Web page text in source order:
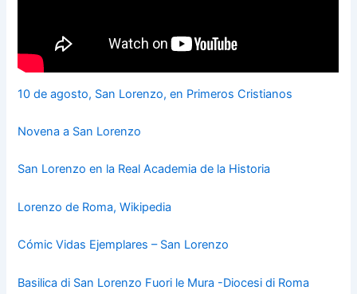
10 de agosto, San Lorenzo, en Primeros Cristianos
Novena a San Lorenzo
San Lorenzo en la Real Academia de la Historia
Lorenzo de Roma, Wikipedia
Cómic Vidas Ejemplares – San Lorenzo
Basilica di San Lorenzo Fuori le Mura -Diocesi di Roma